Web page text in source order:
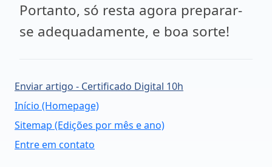
Portanto, só resta agora preparar-
se adequadamente, e boa sorte!
Enviar artigo - Certificado Digital 10h
Início (Homepage)
Sitemap (Edições por mês e ano)
Entre em contato